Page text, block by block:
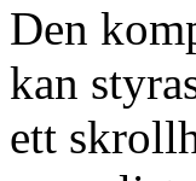
Den
kan
ett